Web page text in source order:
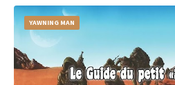
YAWNING MAN